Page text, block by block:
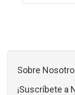
Sobre
¡Suscríbete a